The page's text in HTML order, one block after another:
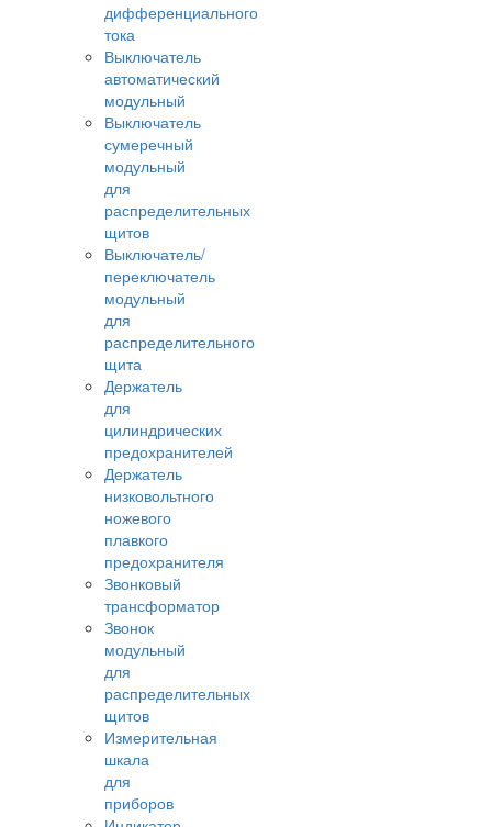
дифференциального
тока
Выключатель
автоматический
модульный
Выключатель
сумеречный
модульный
для
распределительных
щитов
Выключатель/
переключатель
модульный
для
распределительного
щита
Держатель
для
цилиндрических
предохранителей
Держатель
низковольтного
ножевого
плавкого
предохранителя
Звонковый
трансформатор
Звонок
модульный
для
распределительных
щитов
Измерительная
шкала
для
приборов